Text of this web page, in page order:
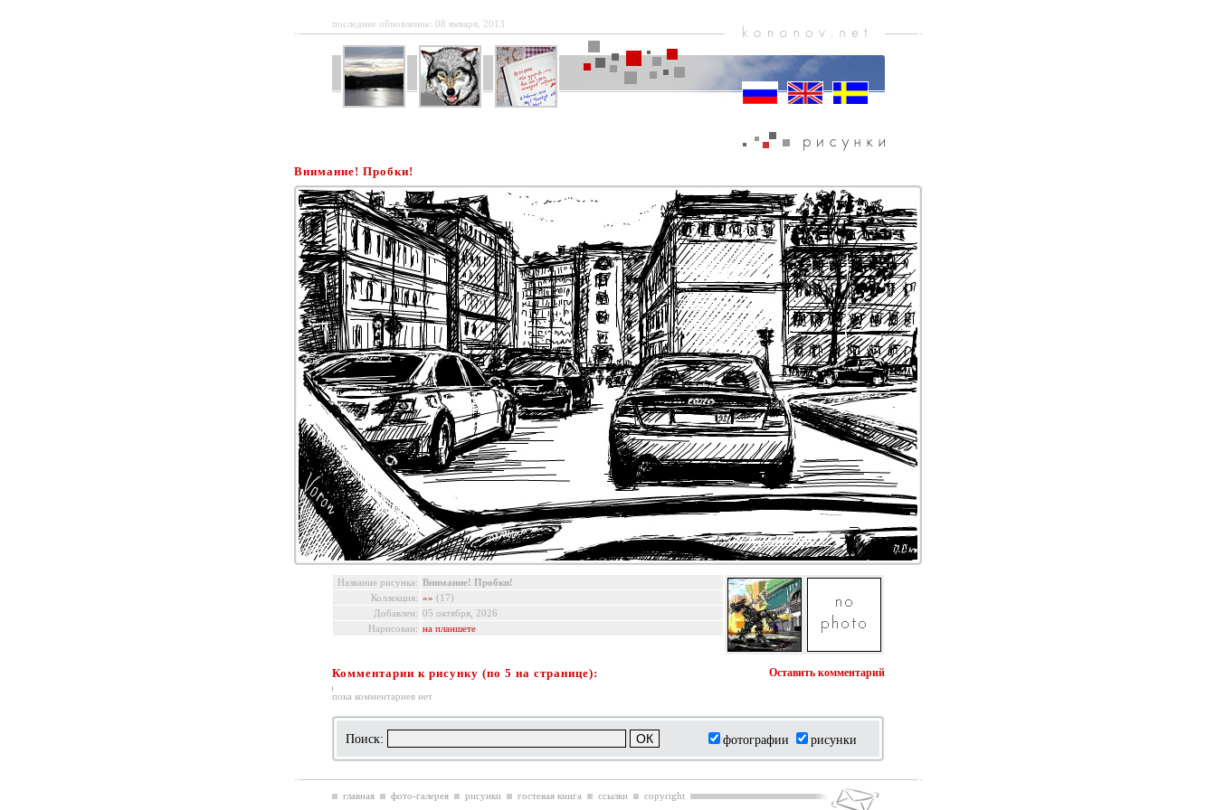
последнее обновление: 08 января, 2013
Внимание! Пробки!
Название рисунка: Внимание! Пробки!
Коллекция: «» (17)
Добавлен: 05 октября, 2026
Нарисован: на планшете
Комментарии к рисунку (по 5 на странице): Оставить комментарий
пока комментариев нет
Поиск: фотографии рисунки
главная фото-галерея рисунки гостевая книга ссылки copyright